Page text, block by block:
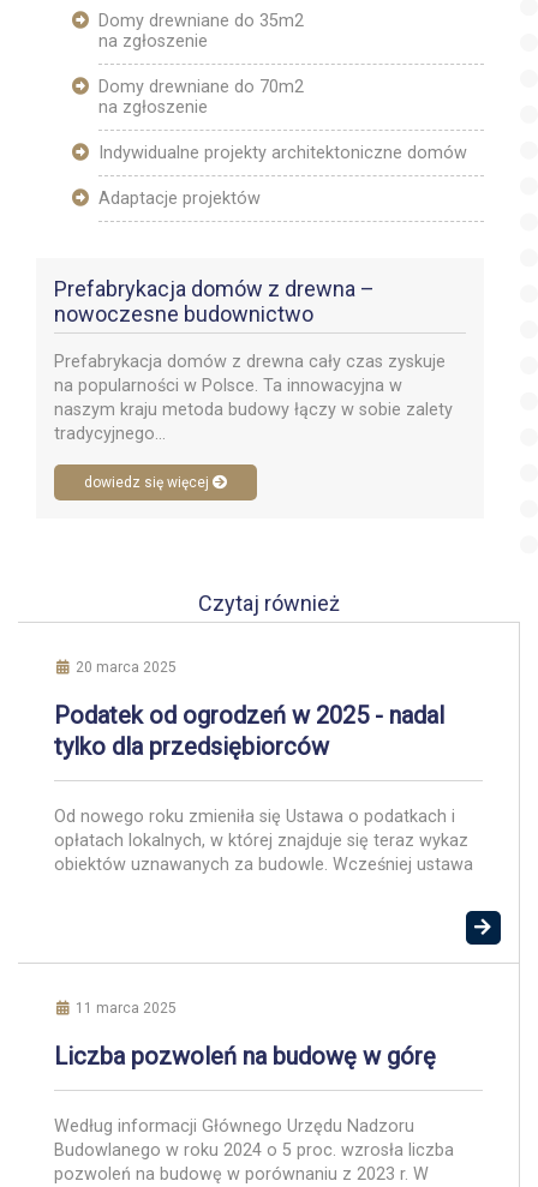
Domy drewniane do 35m2
na zgłoszenie
Domy drewniane do 70m2
na zgłoszenie
Indywidualne projekty architektoniczne domów
Adaptacje projektów
Prefabrykacja domów z drewna –
nowoczesne budownictwo
Prefabrykacja domów z drewna cały czas zyskuje
na popularności w Polsce. Ta innowacyjna w
naszym kraju metoda budowy łączy w sobie zalety
tradycyjnego...
dowiedz się więcej
Czytaj również
20 marca 2025
Podatek od ogrodzeń w 2025 - nadal
tylko dla przedsiębiorców
Od nowego roku zmieniła się Ustawa o podatkach i
opłatach lokalnych, w której znajduje się teraz wykaz
obiektów uznawanych za budowle. Wcześniej ustawa
obiektów związanych z działalnością gospodarczą, a
nieopodatkowane pozostają ogrodzenia prywatne.
[…] 11 marca 2025
Liczba pozwoleń na budowę w górę
Według informacji Głównego Urzędu Nadzoru
Budowlanego w roku 2024 o 5 proc. wzrosła liczba
pozwoleń na budowę w porównaniu z 2023 r. W